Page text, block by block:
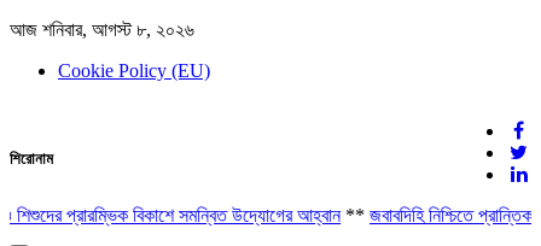
আজ শনিবার, আগস্ট ৮, ২০২৬
Cookie Policy (EU)
দেশের খবর
যুক্ত থাকুন দেশের সঙ্গে
শিরোনাম
প্রারম্ভিক বিকাশে সমন্বিত উদ্যোগের আহ্বান**জবাবদিহি নিশ্চিতে